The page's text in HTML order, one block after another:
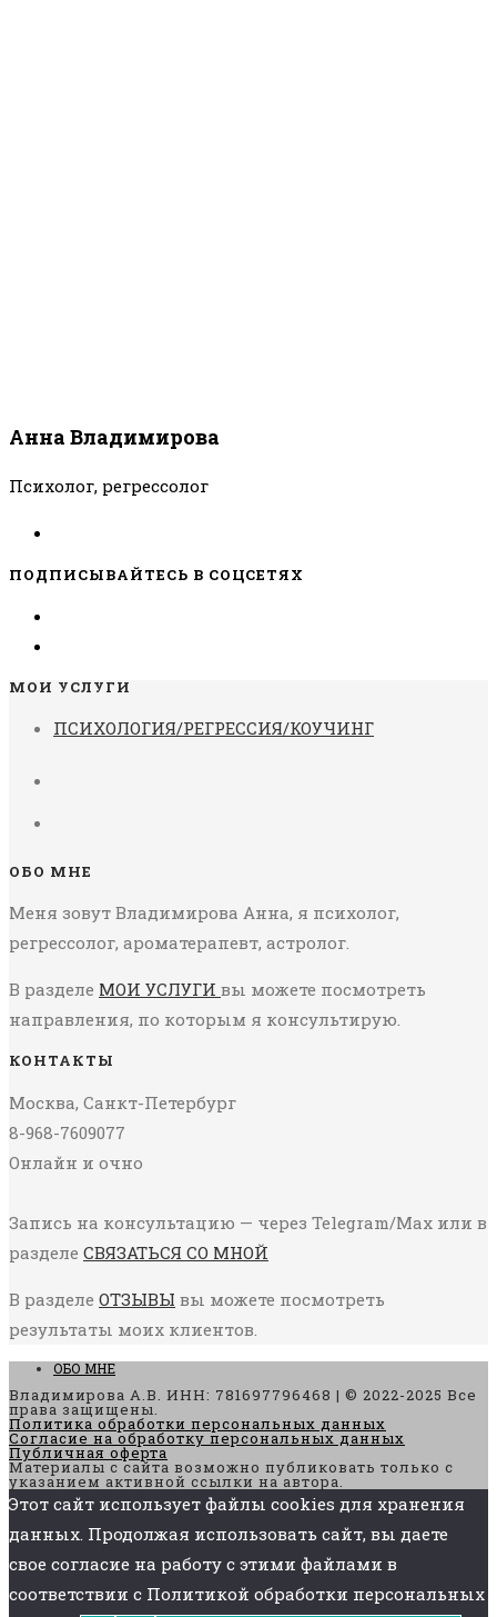
Анна Владимирова
Психолог, регрессолог
ПОДПИСЫВАЙТЕСЬ В СОЦСЕТЯХ
МОИ УСЛУГИ
ПСИХОЛОГИЯ/РЕГРЕССИЯ/КОУЧИНГ
ОБО МНЕ
Меня зовут Владимирова Анна, я психолог,
регрессолог, ароматерапевт, астролог.
В разделе МОИ УСЛУГИ вы можете посмотреть
направления, по которым я консультирую.
КОНТАКТЫ
Москва, Санкт-Петербург
8-968-7609077
Онлайн и очно
Запись на консультацию — через Telegram/Max или в
разделе СВЯЗАТЬСЯ СО МНОЙ
В разделе ОТЗЫВЫ вы можете посмотреть
результаты моих клиентов.
ОБО МНЕ
Владимирова А.В. ИНН: 781697796468 | © 2022-2025 Все
права защищены.
Политика обработки персональных данных
Согласие на обработку персональных данных
Публичная оферта
Материалы с сайта возможно публиковать только с
указанием активной ссылки на автора.
Этот сайт использует файлы cookies для хранения
данных. Продолжая использовать сайт, вы даете
свое согласие на работу с этими файлами в
соответствии с Политикой обработки персональных